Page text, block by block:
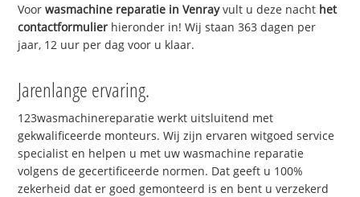
Voorwasmachine reparatie in Venrayvult u deze nacht het
contactformulier hieronder in! Wij staan 363 dagen per
jaar, 12 uur per dag voor u klaar.
Jarenlange ervaring.
123wasmachinereparatie werkt uitsluitend met
gekwalificeerde monteurs. Wij zijn ervaren witgoed service
specialist en helpen u met uw wasmachine reparatie
volgens de gecertificeerde normen. Dat geeft u 100%
zekerheid dat er goed gemonteerd is en bent u verzekerd